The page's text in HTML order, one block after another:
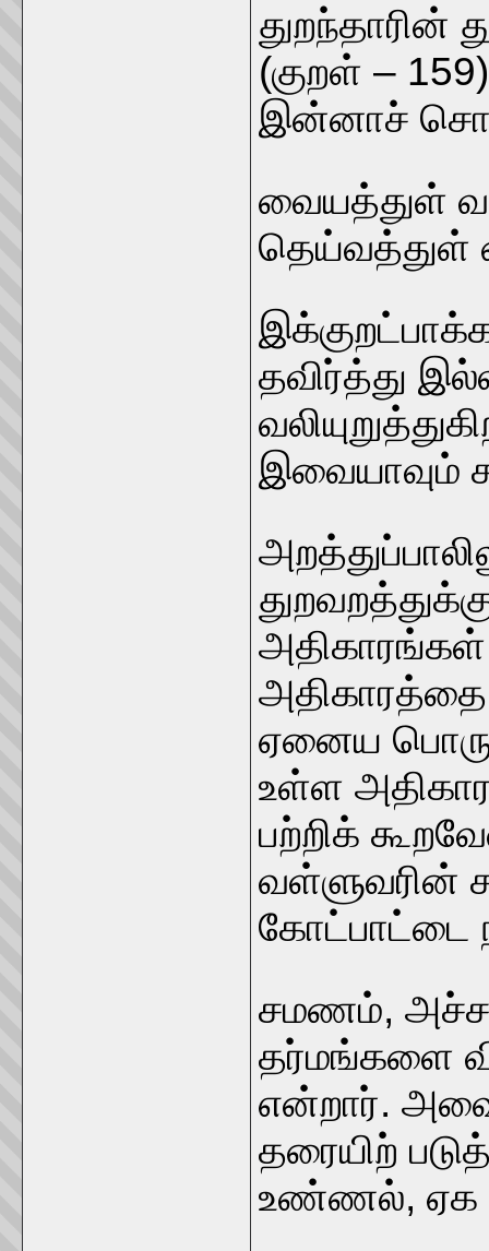
துறந்தாரின்
(குறள் – 159)
இன்னாச்
வையத்துள்
தெய்வத்துள்
தவிர்த்து
இவையாவும்
அதிகாரத்தை
ஏனைய பொருட்
உள்ள
பற்றிக்
வள்ளுவரின்
கோட்பாட்டை
சமணம்,
தர்மங்களை
என்றார்.
தரையிற்
உண்ணல், ஏக